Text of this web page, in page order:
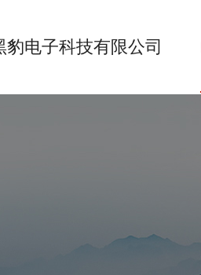
豹电子科技有限公司